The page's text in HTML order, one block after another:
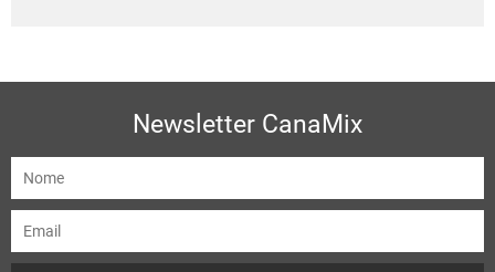
Newsletter CanaMix